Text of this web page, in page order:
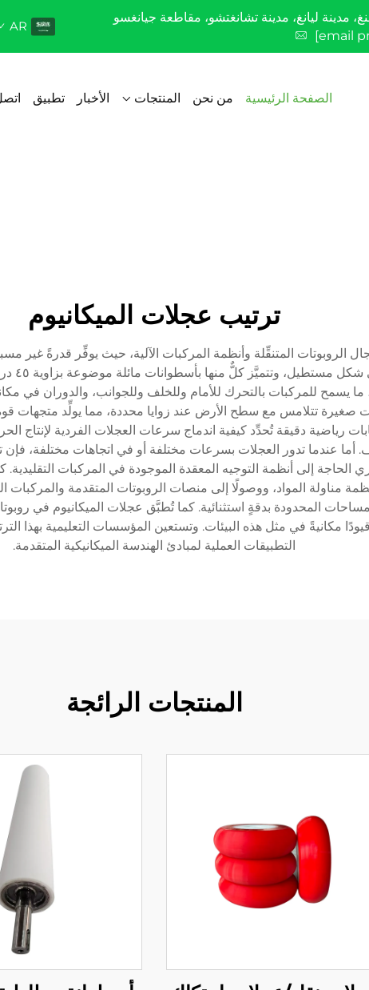
[email
AR
الصفحة الرئيسية من نحن المنتجات الأخبار تطبيق
ترتيب عجلات الميكانيوم
الروبوتات المتنقِّلة وأنظمة المركبات الآلية، حيث يوفِّر قدرةً غير
يسمح للمركبات بالتحرك للأمام وللخلف وللجوانب، والدوران في
صغيرة تتلامس مع سطح الأرض عند زوايا محددة، مما يولِّد متجهات
رياضية دقيقة تُحدِّد كيفية اندماج سرعات العجلات الفردية لإنتاج
أما عندما تدور العجلات بسرعات مختلفة أو في اتجاهات مختلفة، فإن
الحاجة إلى أنظمة التوجيه المعقدة الموجودة في المركبات
مناولة المواد، ووصولًا إلى منصات الروبوتات المتقدمة والمركبات
المحدودة بدقةٍ استثنائية. كما تُطبَّق عجلات الميكانيوم في
مكانيةً في مثل هذه البيئات. وتستعين المؤسسات التعليمية بهذا
التطبيقات العملية لمبادئ الهندسة الميكانيكية المتقدمة.
المنتجات الرائجة